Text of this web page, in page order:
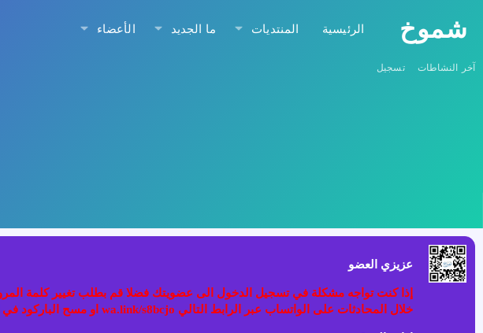
شموخ الرئيسية المنتديات ما الجديد الأعضاء
آخر النشاطات تسجيل
عزيزي العضو
خلال المحادثات على الواتساب عبر الرابط التالي wa.link/s8bcjo او مسح الباركود في الصوره